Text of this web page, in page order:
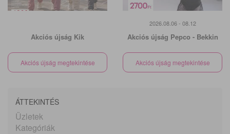
Akciós újság Kik
Akciós újság megtekintése
2026.08.06 - 08.12
Akciós újság Pepco - Bekkin
Akciós újság megtekintése
ÁTTEKINTÉS
Üzletek
Kategóriák